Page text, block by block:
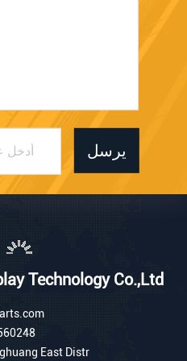
يرسل
Technology Co.,Ltd
East Distr